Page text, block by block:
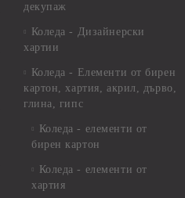
декупаж
Коледа - Дизайнерски
хартии
Коледа - Eлементи от бирен
картон, хартия, акрил, дърво,
глина, гипс
Коледа - елементи от
бирен картон
Коледа - елементи от
хартия